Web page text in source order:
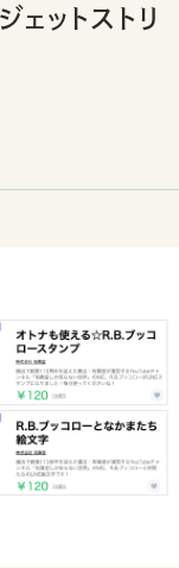
ットストリ